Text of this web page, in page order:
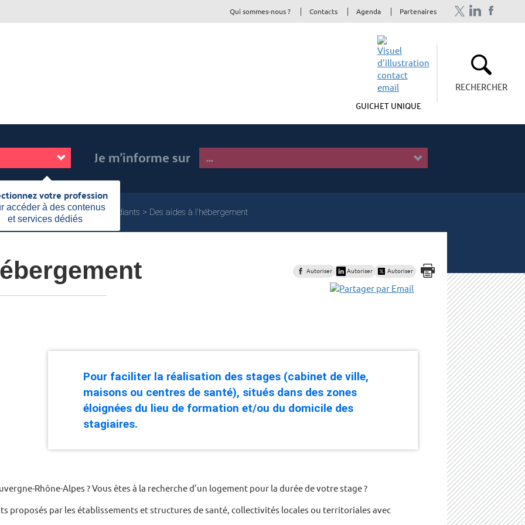
Qui sommes-nous ? Contacts Agenda Partenaires
GUICHET UNIQUE
RECHERCHER
Je m'informe sur
votre profession
accéder à des contenus
et services dédiés
information
aides individuelles
Aux étudiants
Des aides à l'hébergement
Autoriser Autoriser Autoriser
Pour faciliter la réalisation des stages (cabinet de ville,
maisons ou centres de santé), situés dans des zones
éloignées du lieu de formation et/ou du domicile des
stagiaires.
Rhône-Alpes ? Vous êtes à la recherche d’un logement pour la durée de votre stage ?
proposés par les établissements et structures de santé, collectivités locales ou territoriales avec